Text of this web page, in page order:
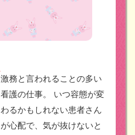
激務と言われることの多い
看護の仕事。
いつ容態が変
わるかもしれない患者さん
が心配で、気が抜けないと